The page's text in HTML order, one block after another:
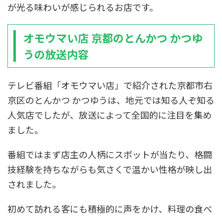
が光る味わいが感じられるお店です。
オモウマい店 京都のとんかつ かつゆ
うの放送内容
テレビ番組「オモウマい店」で紹介された京都市右
京区のとんかつ かつゆうは、地元では知る人ぞ知る
人気店でしたが、放送によって全国的に注目を集め
ました。
番組ではまず店主の人柄にスポットが当たり、格闘
技経験を持ちながらも気さくで温かい性格が映し出
されました。
初めて訪れる客にも積極的に声をかけ、料理の食べ